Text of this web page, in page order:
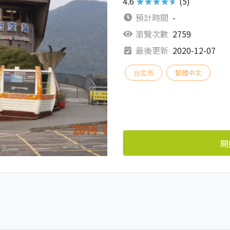
預計時間 -
瀏覽次數 2759
最後更新 2020-12-07
台北市 繁體中文